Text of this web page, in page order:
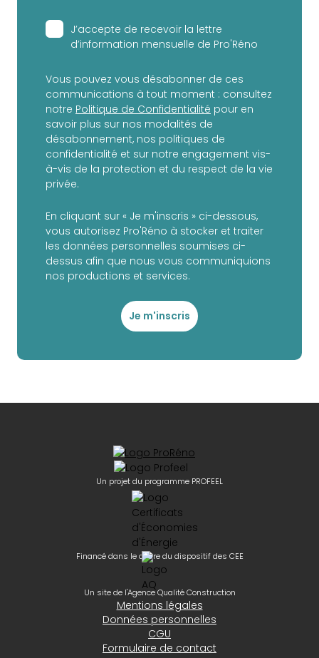
J’accepte de recevoir la lettre
d’information mensuelle de Pro'Réno
Vous pouvez vous désabonner de ces
communications à tout moment : consultez
notre Politique de Confidentialité pour en
savoir plus sur nos modalités de
désabonnement, nos politiques de
confidentialité et sur notre engagement vis-
à-vis de la protection et du respect de la vie
privée.
En cliquant sur « Je m'inscris » ci-dessous,
vous autorisez Pro'Réno à stocker et traiter
les données personnelles soumises ci-
dessus afin que nous vous communiquions
nos productions et services.
Je m'inscris
Un projet du programme PROFEEL
Financé dans le cadre du dispositif des CEE
Un site de l'Agence Qualité Construction
Mentions légales
Données personnelles
CGU
Formulaire de contact